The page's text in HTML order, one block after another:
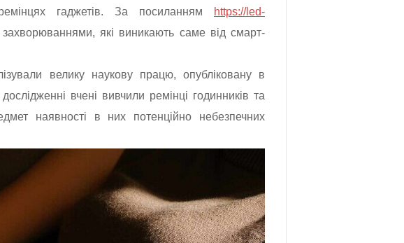
гаджетів. За посиланням
https://led-
які виникають саме від смарт-
велику наукову працю, опубліковану в
вчені вивчили ремінці годинників та
наявності в них потенційно небезпечних